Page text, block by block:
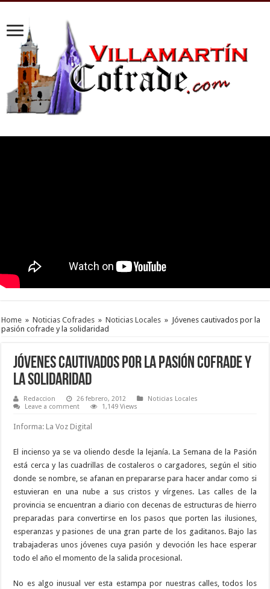
Home » Noticias Cofrades » Noticias Locales » Jóvenes cautivados por la
pasión cofrade y la solidaridad
Jóvenes cautivados por la pasión cofrade y
la solidaridad
Redaccion 26 febrero, 2012
Noticias Locales
Leave a comment
1,149 Views
Informa: La Voz Digital
El incienso ya se va oliendo desde la lejanía. La Semana de la Pasión
está cerca y las cuadrillas de costaleros o cargadores, según el sitio
donde se nombre, se afanan en prepararse para hacer andar como si
estuvieran en una nube a sus cristos y vírgenes. Las calles de la
provincia se encuentran a diario con decenas de estructuras de hierro
preparadas para convertirse en los pasos que porten las ilusiones,
esperanzas y pasiones de una gran parte de los gaditanos. Bajo las
trabajaderas unos jóvenes cuya pasión y devoción les hace esperar
todo el año el momento de la salida procesional.
No es algo inusual ver esta estampa por nuestras calles, todos los